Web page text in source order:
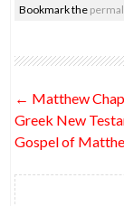
e
b
o
k
itt
er
Bookmark the
Post
navigation
← Matthew
Greek New
Gospel of